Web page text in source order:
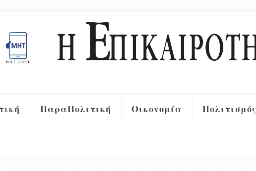
ΠαραΠολιτική Οικονομία Πολιτισμός